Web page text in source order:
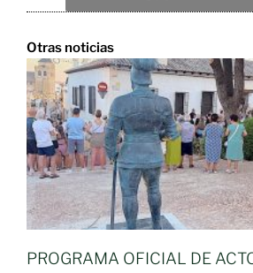
Otras noticias
PROGRAMA OFICIAL DE